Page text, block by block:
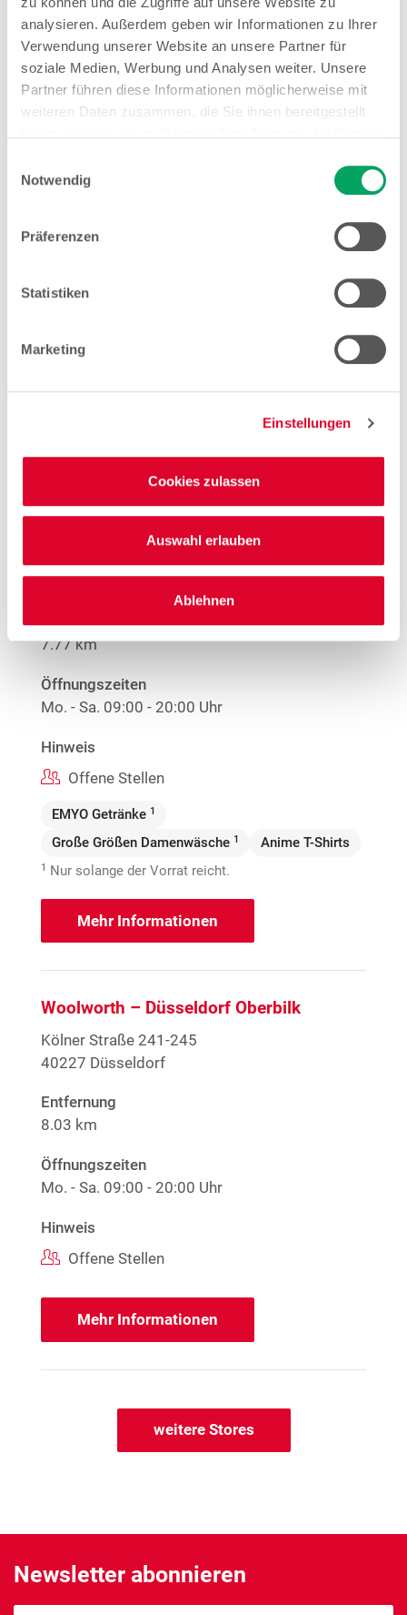
analysieren. Außerdem geben wir Informationen zu Ihrer
Verwendung unserer Website an unsere Partner für
soziale Medien, Werbung und Analysen weiter. Unsere
Partner führen diese Informationen möglicherweise mit
weiteren Daten zusammen, die Sie ihnen bereitgestellt
Einstellungen zu den Cookies finden Sie
Notwendig
Präferenzen
Statistiken
Marketing
Einstellungen
Cookies zulassen
Auswahl erlauben
Ablehnen
Woolworth – Düsseldorf
Friedrichstraße 133
5.99 km
Öffnungszeiten
Hinweis
EMYO Getränke
Nur solange der Vorrat reicht.
40477 Düsseldorf
Entfernung
7.77 km
Öffnungszeiten
Mo. - Sa. 09:00 - 20:00 Uhr
Hinweis
Offene Stellen
EMYO Getränke 1
Große Größen Damenwäsche 1 Anime T-Shirts
1 Nur solange der Vorrat reicht.
Mehr Informationen
Woolworth – Düsseldorf Oberbilk
Kölner Straße 241-245
40227 Düsseldorf
Entfernung
8.03 km
Öffnungszeiten
Mo. - Sa. 09:00 - 20:00 Uhr
Hinweis
Offene Stellen
Mehr Informationen
weitere Stores
Newsletter abonnieren